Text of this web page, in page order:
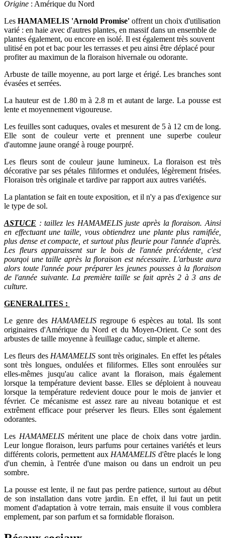
Origine : Amérique du Nord
Les HAMAMELIS 'Arnold Promise' offrent un choix d'utilisation
varié : en haie avec d'autres plantes, en massif dans un ensemble de
plantes également, ou encore en isolé. Il est également très souvent
ulitisé en pot et bac pour les terrasses et peu ainsi être déplacé pour
profiter au maximun de la floraison hivernale ou odorante.
Arbuste de taille moyenne, au port large et érigé. Les branches sont
évasées et serrées.
La hauteur est de 1.80 m à 2.8 m et autant de large. La pousse est
lente et moyennement vigoureuse.
Les feuilles sont caduques, ovales et mesurent de 5 à 12 cm de long.
Elle sont de couleur verte et prennent une superbe couleur
d'automne jaune orangé à rouge pourpré.
Les fleurs sont de couleur jaune lumineux. La floraison est très
décorative par ses pétales filiformes et ondulées, légèrement frisées.
Floraison très originale et tardive par rapport aux autres variétés.
La plantation se fait en toute exposition, et il n'y a pas d'exigence sur
le type de sol.
ASTUCE : taillez les HAMAMELIS juste après la floraison. Ainsi
en effectuant une taille, vous obtiendrez une plante plus ramifiée,
plus dense et compacte, et surtout plus fleurie pour l'année d'après.
Les fleurs apparaissent sur le bois de l'année précédente, c'est
pourqoi une taille après la floraison est nécessaire. L'arbuste aura
alors toute l'année pour préparer les jeunes pousses à la floraison
de l'année suivante. La première taille se fait après 2 à 3 ans de
culture.
GENERALITES :
Le genre des HAMAMELIS regroupe 6 espèces au total. Ils sont
originaires d'Amérique du Nord et du Moyen-Orient. Ce sont des
arbustes de taille moyenne à feuillage caduc, simple et alterne.
Les fleurs des HAMAMELIS sont très originales. En effet les pétales
sont très longues, ondulées et filiformes. Elles sont enroulées sur
elles-mêmes jusqu'au calice avant la floraison, mais également
lorsque la température devient basse. Elles se déploient à nouveau
lorsque la température redevient douce pour le mois de janvier et
février. Ce mécanisme est assez rare au niveau botanique et est
extrêment efficace pour préserver les fleurs. Elles sont également
odorantes.
Les HAMAMELISméritent une place de choix dans votre jardin.
Leur longue floraison, leurs parfums pour certaines variétés et leurs
différents coloris, permettent aux HAMAMELIS d'être placés le long
d'un chemin, à l'entrée d'une maison ou dans un endroit un peu
sombre.
La pousse est lente, il ne faut pas perdre patience, surtout au début
de son installation dans votre jardin. En effet, il lui faut un petit
moment d'adaptation à votre terrain, mais ensuite il vous comblera
emplement, par son parfum et sa formidable floraison.